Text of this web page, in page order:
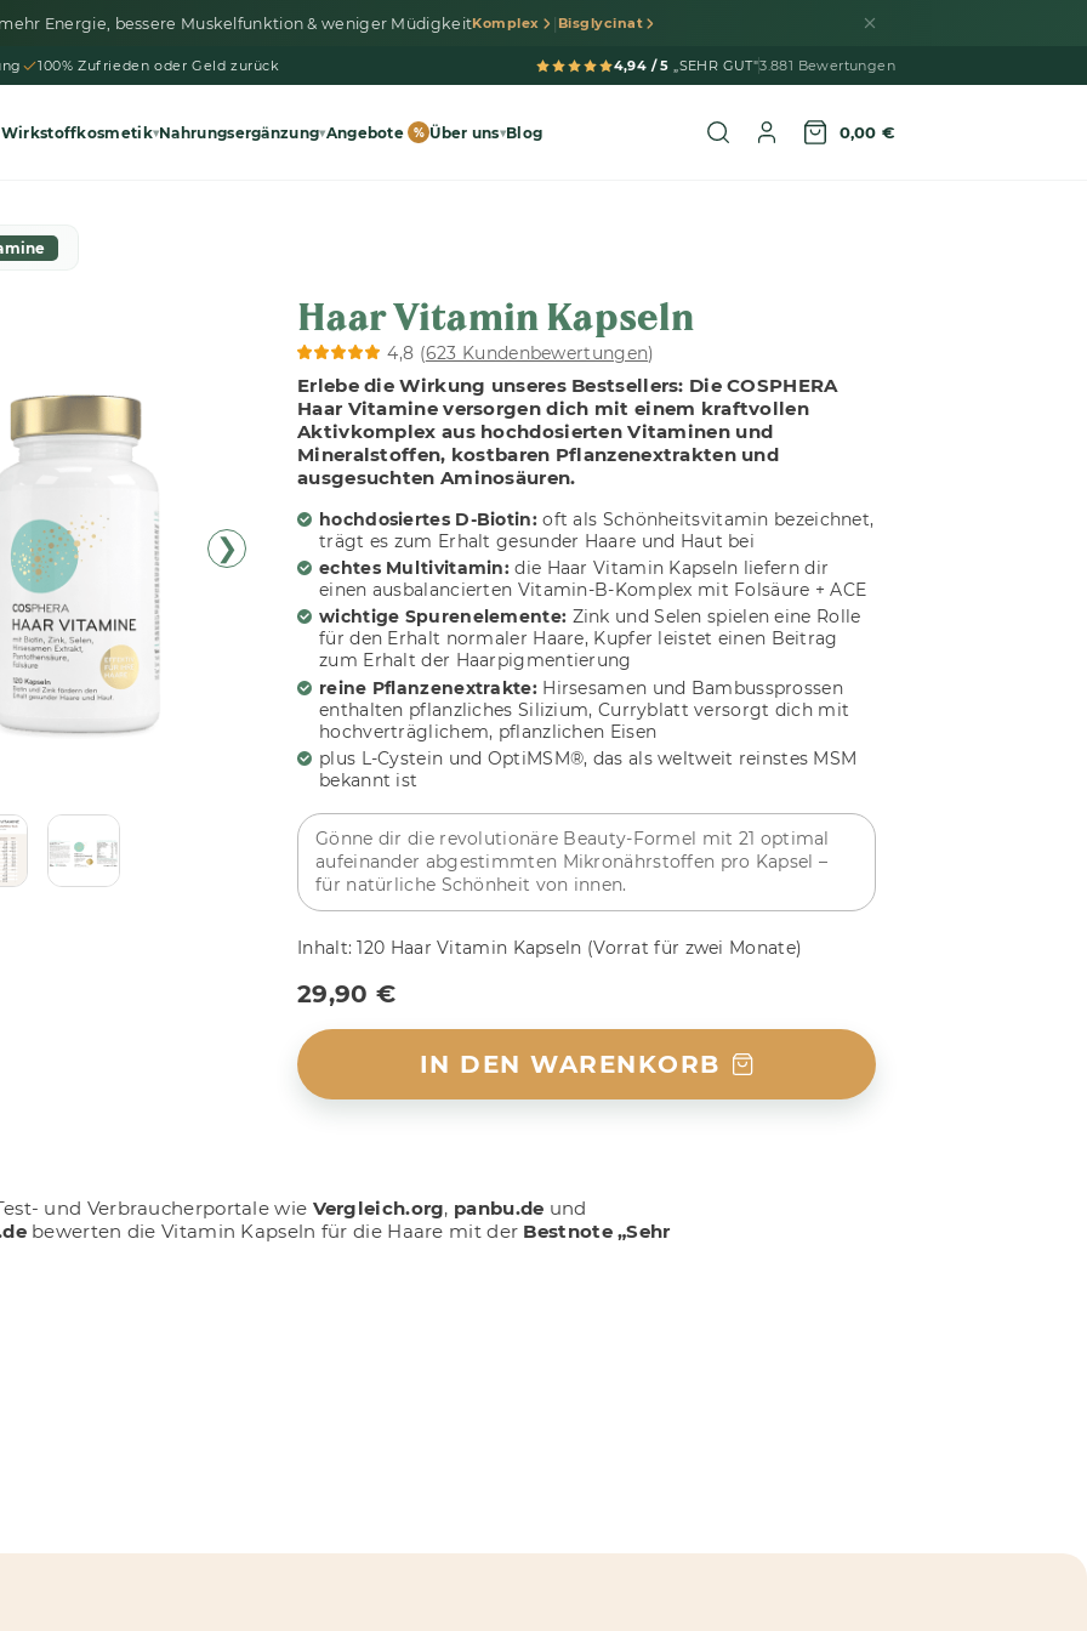
Energie, bessere Muskelfunktion & weniger MüdigkeitKomplex | Bisglycinat
100% Zufrieden oder Geld zurück 4,94 / 5 „SEHR GUT"3.881 Bewertungen
Wirkstoffkosmetik▾Nahrungsergänzung▾Angebote % Über uns▾Blog 0,00 €
❯
Haar Vitamin Kapseln
4,8 (623 Kundenbewertungen)
Erlebe die Wirkung unseres Bestsellers: Die COSPHERA
Haar Vitamine versorgen dich mit einem kraftvollen
Aktivkomplex aus hochdosierten Vitaminen und
Mineralstoffen, kostbaren Pflanzenextrakten und
ausgesuchten Aminosäuren.
hochdosiertes D-Biotin:oft als Schönheitsvitamin bezeichnet,
trägt es zum Erhalt gesunder Haare und Haut bei
echtes Multivitamin: die Haar Vitamin Kapseln liefern dir
einen ausbalancierten Vitamin-B-Komplex mit Folsäure + ACE
wichtige Spurenelemente: Zink und Selen spielen eine Rolle
für den Erhalt normaler Haare, Kupfer leistet einen Beitrag
zum Erhalt der Haarpigmentierung
reine Pflanzenextrakte:Hirsesamen und Bambussprossen
enthalten pflanzliches Silizium, Curryblatt versorgt dich mit
hochverträglichem, pflanzlichen Eisen
plus L-Cystein und OptiMSM®, das als weltweit reinstes MSM
bekannt ist
Gönne dir die revolutionäre Beauty-Formel mit 21 optimal
aufeinander abgestimmten Mikronährstoffen pro Kapsel –
für natürliche Schönheit von innen.
Inhalt:120 Haar Vitamin Kapseln (Vorrat für zwei Monate)
29,90 €
IN DEN WARENKORB
und Verbraucherportale wie Vergleich.org, panbu.de und
bewerten die Vitamin Kapseln für die Haare mit der Bestnote „Sehr